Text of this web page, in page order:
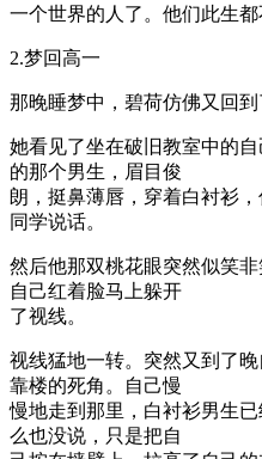
一个世界的人了。他们此生都
2.梦回高一
那晚睡梦中，碧荷仿佛又回到
她看见了坐在破旧教室中的
的那个男生，眉目俊
朗，挺鼻薄唇，穿着白衬衫
同学说话。
然后他那双桃花眼突然似笑
自己红着脸马上躲开
了视线。
视线猛地一转。突然又到了
靠楼的死角。自己慢
慢地走到那里，白衬衫男生
么也没说，只是把自